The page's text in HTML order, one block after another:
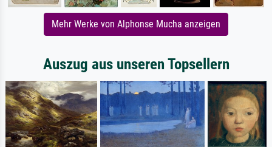
Mehr Werke von Alphonse Mucha anzeigen
Auszug aus unseren Topsellern